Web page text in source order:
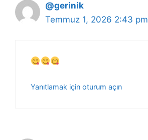
@gerinik
Temmuz 1, 2026 2:43 pm
Yanıtlamak için oturum açın